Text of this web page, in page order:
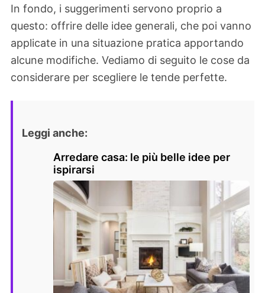
In fondo, i suggerimenti servono proprio a
questo: offrire delle idee generali, che poi vanno
applicate in una situazione pratica apportando
alcune modifiche. Vediamo di seguito le cose da
considerare per scegliere le tende perfette.
Leggi anche:
Arredare casa: le più belle idee per
ispirarsi